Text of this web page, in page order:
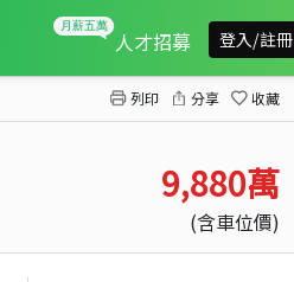
人才招募 登入/註冊
列印 分享 收藏
9,880萬
(含車位價)